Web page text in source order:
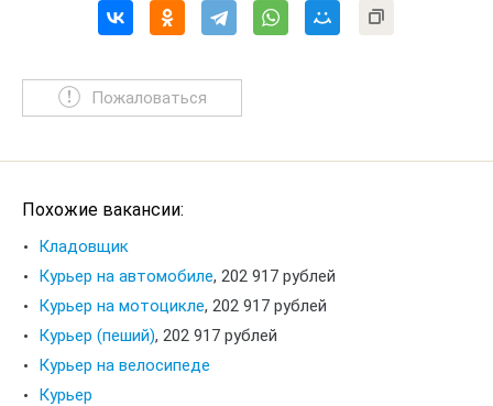
Пожаловаться
Похожие вакансии:
Кладовщик
Курьер на автомобиле, 202 917 рублей
Курьер на мотоцикле, 202 917 рублей
Курьер (пеший), 202 917 рублей
Курьер на велосипеде
Курьер